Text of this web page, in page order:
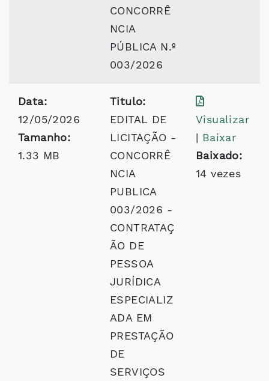
CONCORRÊ
NCIA
PÚBLICA N.º
003/2026
Data:
12/05/2026
Tamanho:
1.33 MB
Titulo:
EDITAL DE
LICITAÇÃO -
CONCORRÊ
NCIA
PUBLICA
003/2026 -
CONTRATAÇ
ÃO DE
PESSOA
JURÍDICA
ESPECIALIZ
ADA EM
PRESTAÇÃO
DE
SERVIÇOS
Visualizar
| Baixar
Baixado:
14 vezes